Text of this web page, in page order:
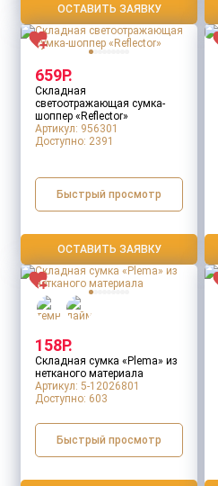
ОСТАВИТЬ ЗАЯВКУ
659Р.
Складная
светоотражающая сумка-
шоппер «Reflector»
Артикул: 956301
Доступно: 2391
Быстрый просмотр
ОСТАВИТЬ ЗАЯВКУ
158Р.
Складная сумка «Plema» из
нетканого материала
Артикул: 5-12026801
Доступно: 603
Быстрый просмотр